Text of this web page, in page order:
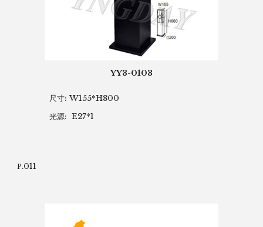
YY3-0103
尺寸: W155*H800
光源: E27*1
P.011